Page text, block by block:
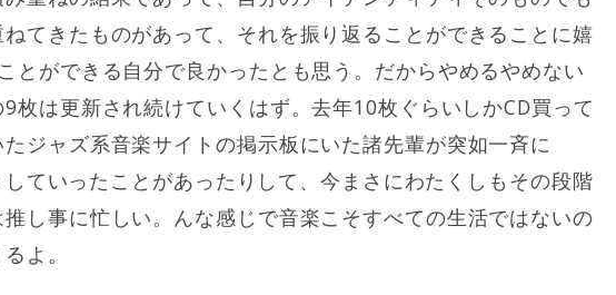
てきたものがあって、それを振り返ることができることに嬉
とができる自分で良かったとも思う。だからやめるやめない
枚は更新され続けていくはず。去年10枚ぐらいしかCD買って
ジャズ系音楽サイトの掲示板にいた諸先輩が突如一斉に
ていったことがあったりして、今まさにわたくしもその段階
し事に忙しい。んな感じで音楽こそすべての生活ではないの
よ。